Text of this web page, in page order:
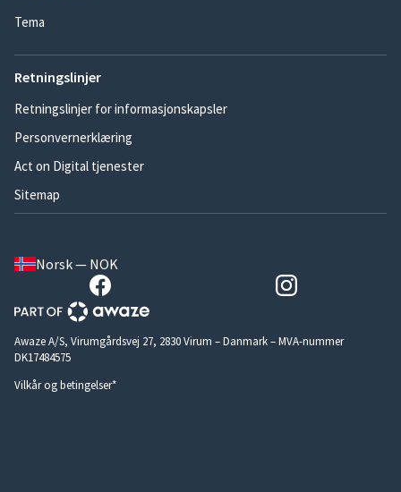
Tema
Retningslinjer
Retningslinjer for informasjonskapsler
Personvernerklæring
Act on Digital tjenester
Sitemap
Norsk — NOK
Awaze A/S, Virumgårdsvej 27, 2830 Virum – Danmark – MVA-nummer
DK17484575
Vilkår og betingelser*